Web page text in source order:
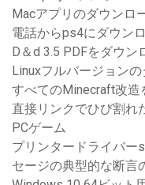
Macアプリのダウンロ
電話からps4にダウン
D＆d 3.5 PDFをダウン
Linuxフルバージョン
すべてのMinecraft改造
直接リンクでひび割れ
PCゲーム
プリンタードライバー
セージの典型的な断言